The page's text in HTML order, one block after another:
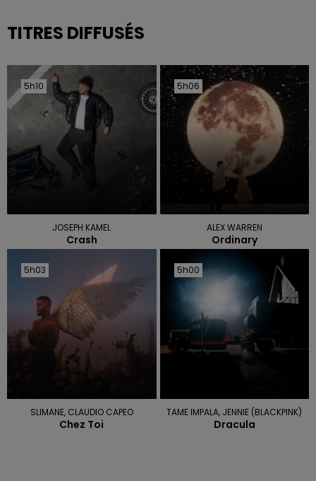
TITRES DIFFUSÉS
5h10
5h10
JOSEPH KAMEL
Crash
5h06
5h06
ALEX WARREN
Ordinary
5h03
5h03
SLIMANE, CLAUDIO CAPEO
Chez Toi
5h00
5h00
TAME IMPALA, JENNIE (BLACKPINK)
Dracula